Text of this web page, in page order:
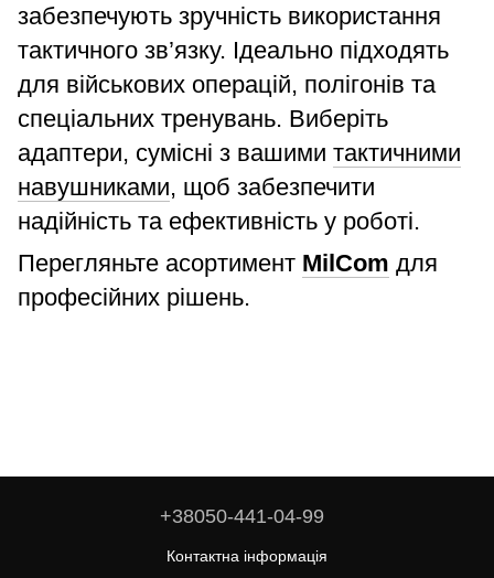
забезпечують зручність використання
тактичного зв’язку. Ідеально підходять
для військових операцій, полігонів та
спеціальних тренувань. Виберіть
адаптери, сумісні з вашими тактичними
навушниками, щоб забезпечити
надійність та ефективність у роботі.
Перегляньте асортимент MilCom для
професійних рішень.
+38050-441-04-99
Контактна інформація